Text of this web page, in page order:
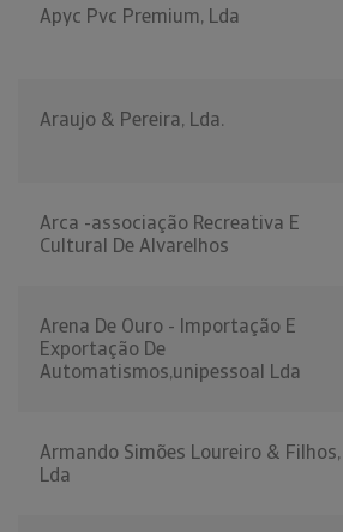
Apyc Pvc Premium, Lda
Araujo & Pereira, Lda.
Arca -associação Recreativa E
Cultural De Alvarelhos
Arena De Ouro - Importação E
Exportação De
Automatismos,unipessoal Lda
Armando Simões Loureiro & Filhos,
Lda